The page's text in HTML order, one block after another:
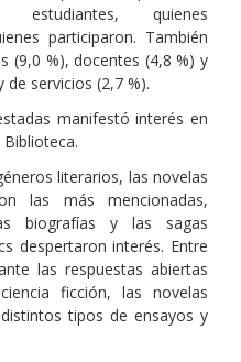
estudiantes, quienes
participaron. También
(9,0 %), docentes (4,8 %) y
servicios (2,7 %).
manifestó interés en
literarios, las novelas
las más mencionadas,
biografías y las sagas
despertaron interés. Entre
las respuestas abiertas
ficción, las novelas
tipos de ensayos y